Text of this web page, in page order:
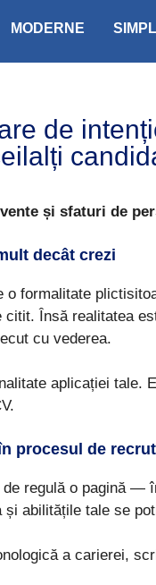
MODERNE
de
și sfaturi de
decât crezi
formalitate
Însă realitatea
cu vederea.
aplicației tale.
procesul de
regulă o pagină —
abilitățile tale se
a carierei,